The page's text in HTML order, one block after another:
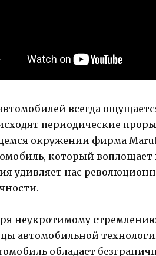
всегда
периодические
окружении фирма Maruti
который
удивляет нас
неукротимому
автомобильной
обладает